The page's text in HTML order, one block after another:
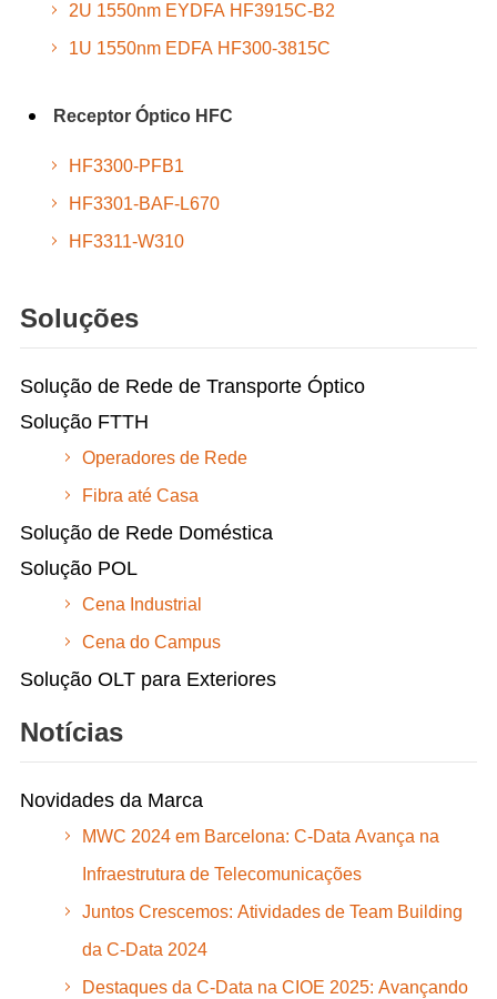
2U 1550nm EYDFA HF3915C-B2
1U 1550nm EDFA HF300-3815C
Receptor Óptico HFC
HF3300-PFB1
HF3301-BAF-L670
HF3311-W310
Soluções
Solução de Rede de Transporte Óptico
Solução FTTH
Operadores de Rede
Fibra até Casa
Solução de Rede Doméstica
Solução POL
Cena Industrial
Cena do Campus
Solução OLT para Exteriores
Notícias
Novidades da Marca
MWC 2024 em Barcelona: C-Data Avança na
Infraestrutura de Telecomunicações
Juntos Crescemos: Atividades de Team Building
da C-Data 2024
Destaques da C-Data na CIOE 2025: Avançando